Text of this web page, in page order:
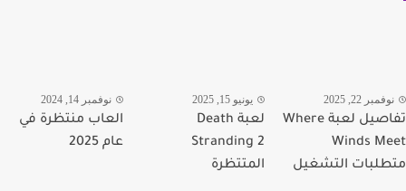
22, 2025
تفاصيل لعبة Where
Winds
التشغيل
يونيو 15, 2025
لعبة Death
Stranding 2
المتتظرة
نوفمبر 14, 2024
العاب منتظرة في
عام 2025